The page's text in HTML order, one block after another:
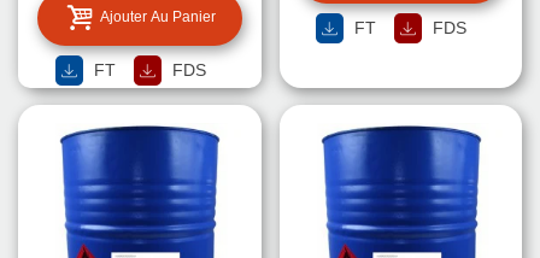
Ajouter Au Panier
FT FDS
FT FDS